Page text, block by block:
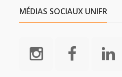
MÉDIAS SOCIAUX UNIFR